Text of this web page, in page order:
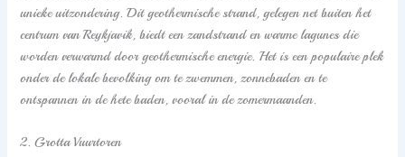
unieke uitzondering. Dit geothermische strand, gelegen net buiten het
centrum van Reykjavik, biedt een zandstrand en warme lagunes die
worden verwarmd door geothermische energie. Het is een populaire plek
onder de lokale bevolking om te zwemmen, zonnebaden en te
ontspannen in de hete baden, vooral in de zomermaanden.
2. Grotta Vuurtoren